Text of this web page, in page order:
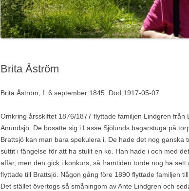
Brita Åström
Brita Åström, f. 6 september 1845. Död 1917-05-07
Omkring årsskiftet 1876/1877 flyttade familjen Lindgren från
Anundsjö. De bosatte sig i Lasse Sjölunds bagarstuga på
Brattsjö kan man bara spekulera i. De hade det nog ganska
suttit i fängelse för att ha stulit en ko. Han hade i och med
affär, men den gick i konkurs, så framtiden torde nog ha
flyttade till Brattsjö. Någon gång före 1890 flyttade familjen
Det stället övertogs så småningom av Ante Lindgren och